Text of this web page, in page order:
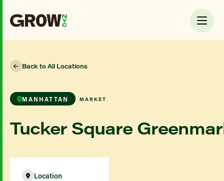
Back to All Locations
MANHATTAN MARKET
Tucker Square
Location